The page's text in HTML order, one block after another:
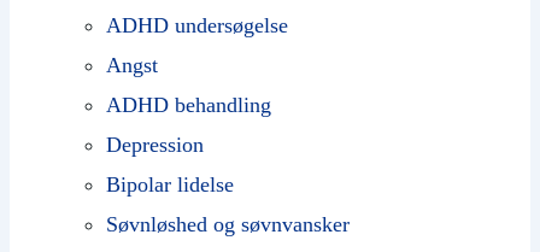
ADHD undersøgelse
Angst
ADHD behandling
Depression
Bipolar lidelse
Søvnløshed og søvnvansker